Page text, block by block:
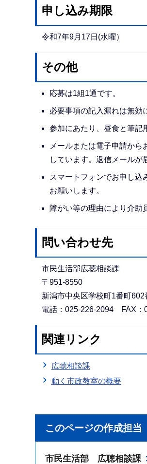
申し込み期限
令和7年9月17日(水曜）
その他
応募は1組1通です。
必要事項の記入漏れは無効
参加にあたり、昼食と筆記
メールまたは電子申請か
しています。返信メールが
スマートフォンでお申し込
お願いします。
障がい等の理由により介助
問い合わせ先
市民生活部広聴相談課
〒951-8550
新潟市中央区学校町1番町602
電話：025-226-2094 FAX：
関連リンク
広聴相談課
動く市政教室の概要
このページの作成担当
市民生活部 広聴相談課